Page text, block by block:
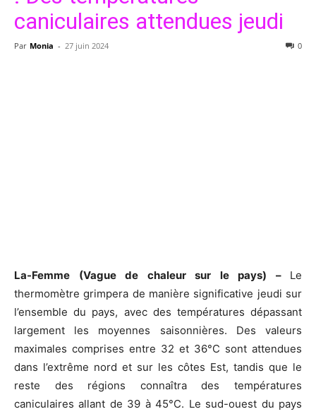
caniculaires attendues jeudi
Par Monia - 27 juin 2024 0
La-Femme (Vague de chaleur sur le pays) – Le
thermomètre grimpera de manière significative jeudi sur
l’ensemble du pays, avec des températures dépassant
largement les moyennes saisonnières. Des valeurs
maximales comprises entre 32 et 36°C sont attendues
dans l’extrême nord et sur les côtes Est, tandis que le
reste des régions connaîtra des températures
caniculaires allant de 39 à 45°C. Le sud-ouest du pays